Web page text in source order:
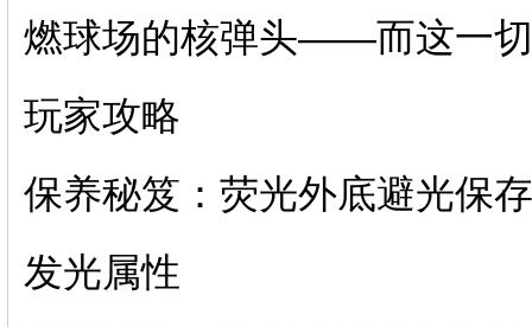
燃球场的核弹头——而这一
玩家攻略
保养秘笈：荧光外底避光保
发光属性